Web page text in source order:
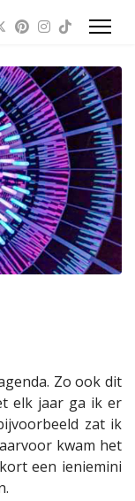
Zo ook dit
elk jaar ga ik er
zat ik
kwam het
een ieniemini